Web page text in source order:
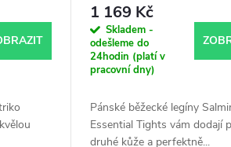
1 169 Kč
Skladem -
odešleme do
24hodin (platí v
pracovní dny)
Pánské běžecké legíny
Essential Tights vám dodají
druhé kůže a perfektně...